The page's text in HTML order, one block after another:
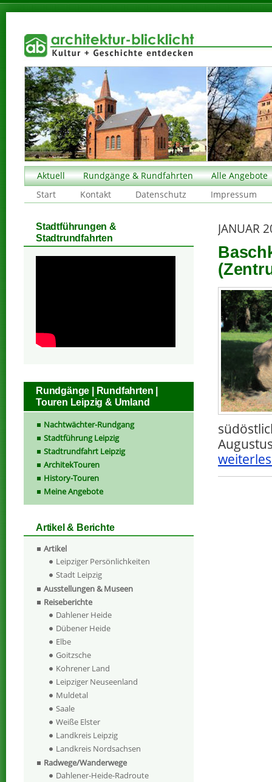
Aktuell Rundgänge & Rundfahrten
Alle Angebote
Start
Kontakt Datenschutz Impressum
JANUAR
Stadtführungen &
Stadtrundfahrten
Rundgänge | Rundfahrten |
Touren Leipzig & Umland
Nachtwächter-Rundgang
Stadtführung Leipzig
Stadtrundfahrt Leipzig
ArchitekTouren
History-Touren
Meine Angebote
Artikel & Berichte
Artikel
Leipziger Persönlichkeiten
Stadt Leipzig
Ausstellungen & Museen
Reiseberichte
Dahlener Heide
Dübener Heide
Elbe
Goitzsche
Kohrener Land
Leipziger Neuseenland
Muldetal
Saale
Weiße Elster
Landkreis Leipzig
Landkreis Nordsachsen
Radwege/Wanderwege
Dahlener-Heide-Radroute